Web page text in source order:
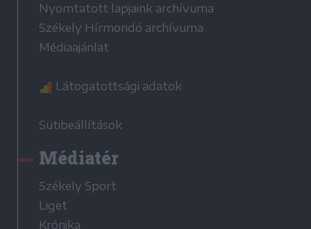
Nyomtatott lapjaink archívuma
Székely Hírmondó archívuma
Médiaajánlat
Látogatottsági adatok
Sütibeállítások
Médiatér
Székely Sport
Liget
Krónika